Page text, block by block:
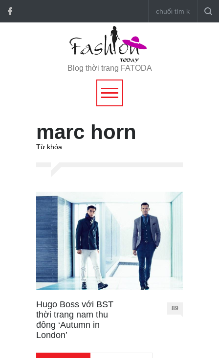
Blog thời trang FATODA
marc horn
Từ khóa
Hugo Boss với BST
thời trang nam thu
đông ‘Autumn in
London’
89